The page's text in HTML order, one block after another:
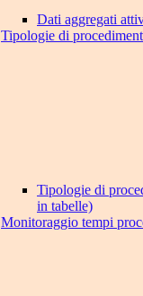
Dati aggregati
Tipologie di
Tipologie di
in tabelle)
Monitoraggio tempi